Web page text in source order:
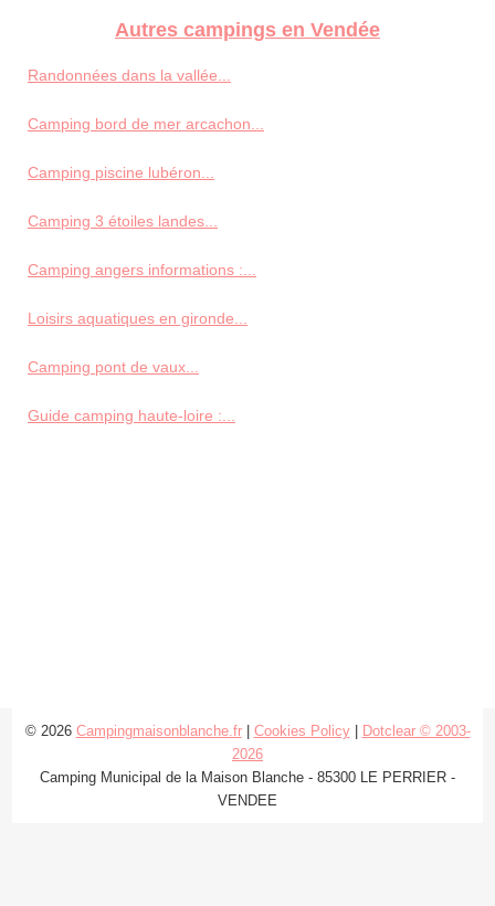
Autres campings en Vendée
Randonnées dans la vallée...
Camping bord de mer arcachon...
Camping piscine lubéron...
Camping 3 étoiles landes...
Camping angers informations :...
Loisirs aquatiques en gironde...
Camping pont de vaux...
Guide camping haute-loire :...
© 2026 Campingmaisonblanche.fr| Cookies Policy|
Dotclear © 2003-
2026
Camping Municipal de la Maison Blanche - 85300 LE PERRIER -
VENDEE